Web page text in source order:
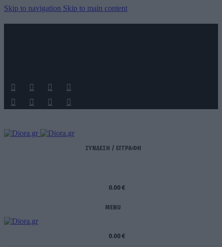
Skip to navigation Skip to main content
ΣΥΝΔΕΣΗ / ΕΓΓΡΑΦΗ
0.00 €
MENU
0.00 €